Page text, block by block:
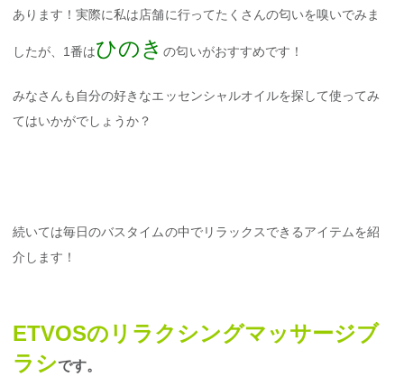
あります！実際に私は店舗に行ってたくさんの匂いを嗅いでみま
したが、1番はひのきの匂いがおすすめです！
みなさんも自分の好きなエッセンシャルオイルを探して使ってみ
てはいかがでしょうか？
続いては毎日のバスタイムの中でリラックスできるアイテムを紹
介します！
ETVOSのリラクシングマッサージブ
ラシです。